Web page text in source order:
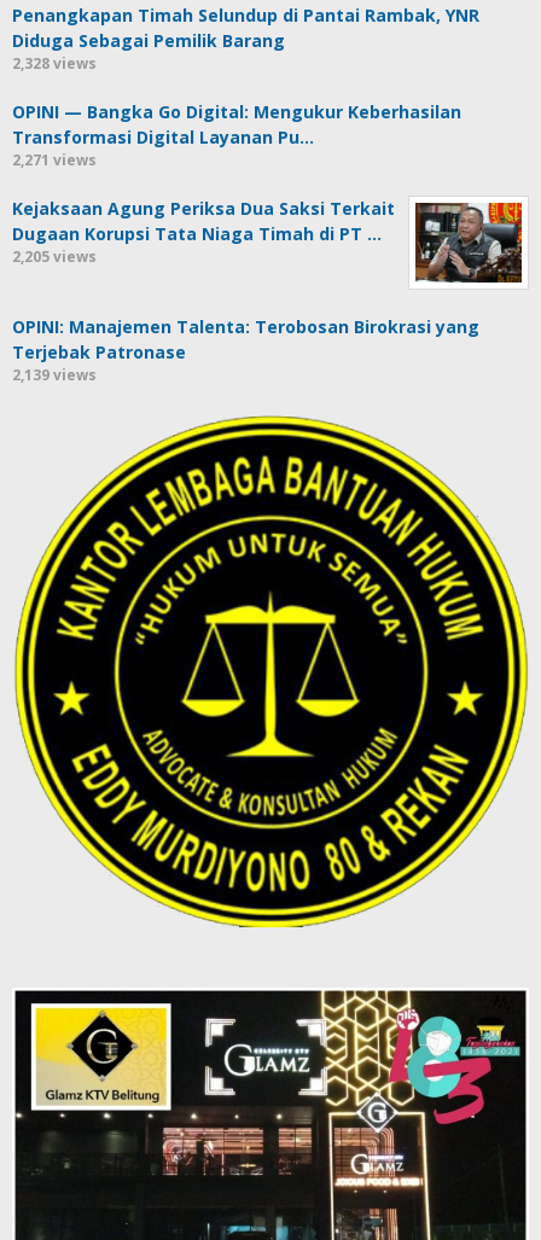
Penangkapan Timah Selundup di Pantai Rambak, YNR
Diduga Sebagai Pemilik Barang
2,328 views
OPINI — Bangka Go Digital: Mengukur Keberhasilan
Transformasi Digital Layanan Pu…
2,271 views
Kejaksaan Agung Periksa Dua Saksi Terkait
Dugaan Korupsi Tata Niaga Timah di PT …
2,205 views
OPINI: Manajemen Talenta: Terobosan Birokrasi yang
Terjebak Patronase
2,139 views